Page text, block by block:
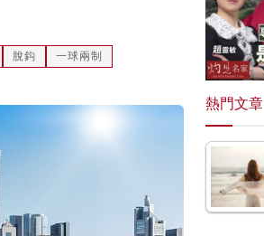
脫鈎
一球兩制
熱門文章